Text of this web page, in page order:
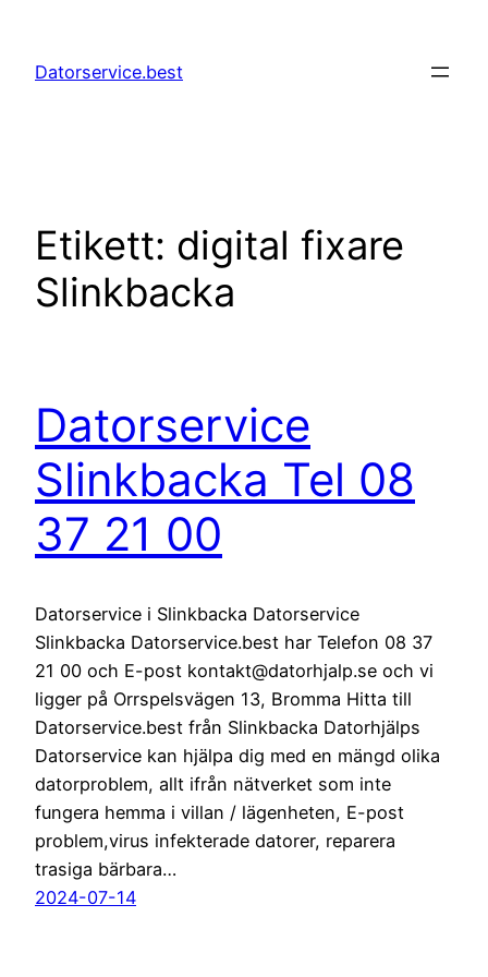
innehåll
Datorservice.best
Etikett: digital fixare
Slinkbacka
Datorservice
Slinkbacka Tel 08
37 21 00
Datorservice i Slinkbacka Datorservice
Slinkbacka Datorservice.best har Telefon 08 37
21 00 och E-post kontakt@datorhjalp.se och vi
ligger på Orrspelsvägen 13, Bromma Hitta till
Datorservice.best från Slinkbacka Datorhjälps
Datorservice kan hjälpa dig med en mängd olika
datorproblem, allt ifrån nätverket som inte
fungera hemma i villan / lägenheten, E-post
problem,virus infekterade datorer, reparera
trasiga bärbara…
2024-07-14